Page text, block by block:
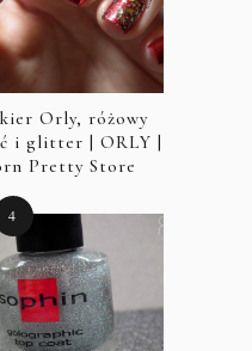
Orly, różowy
i glitter | ORLY |
Pretty Store